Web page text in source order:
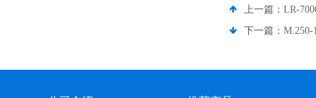
上一篇： LR-
下一篇： M.250-